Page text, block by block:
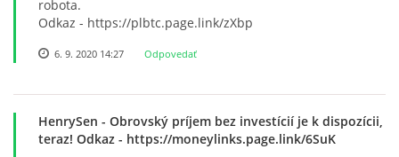
ZDRAVÝ ÚSMEV
NADÁCIA TESCO
NADÁCIA VOLKSWAGEN SLOVAKIA
robota.
Odkaz - https://plbtc.page.link/zXbp
6. 9. 2020 14:27 Odpovedať
HenrySen - Obrovský príjem bez investícií je k dispozícii,
teraz! Odkaz - https://moneylinks.page.link/6SuK